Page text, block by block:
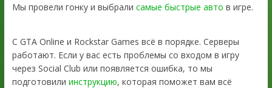
Мы провели гонку и выбрали самые быстрые авто в игре.
С GTA Online и Rockstar Games всё в порядке. Серверы
работают. Если у вас есть проблемы со входом в игру
через Social Club или появляется ошибка, то мы
подготовили инструкцию, которая поможет вам всё